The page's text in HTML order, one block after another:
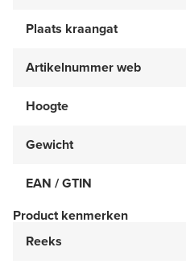
Plaats kraangat
Artikelnummer web
Hoogte
Gewicht
EAN / GTIN
Product kenmerken
Reeks